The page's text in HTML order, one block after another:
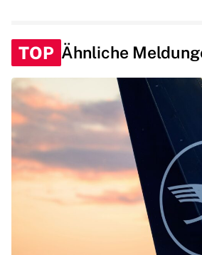
TOP Ähnliche